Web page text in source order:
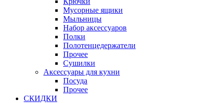
Мусорные ящики
Мыльницы
Набор аксессуаров
Полки
Полотенцедержатели
Прочее
Сушилки
Аксессуары для кухни
Посуда
Прочее
СКИДКИ